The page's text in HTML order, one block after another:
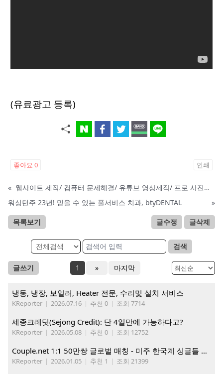
(유료광고 등록)
좋아요 0 인쇄
«
웹사이트 제작/ 컴퓨터 문제해결/ 유튜브 영상제작/ 프로 사진촬영
워싱턴주 23년! 믿을 수 있는 풀서비스 치과, btyDENTAL
»
목록보기 글수정 글삭제
검색
글쓰기 1 » 마지막
냉동, 냉장, 보일러, Heater 전문, 수리및 설치 서비스
KReporter | 2026.07.16 | 추천 0 | 조회 7714
세종크레딧(Sejong Credit): 단 4일만에 가능하다고?
KReporter | 2026.05.08 | 추천 0 | 조회 12752
Couple.net 1:1 50만쌍 글로벌 매칭 - 미주 한국계 싱글들 모이세요
KReporter | 2026.01.05 | 추천 1 | 조회 21399